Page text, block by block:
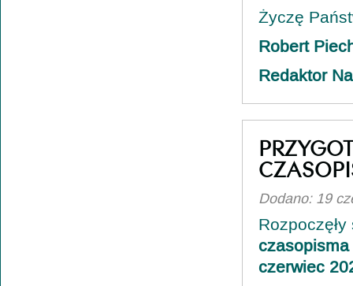
Życzę
Robert
Redaktor
Dodano: 19
czasopisma
czerwiec